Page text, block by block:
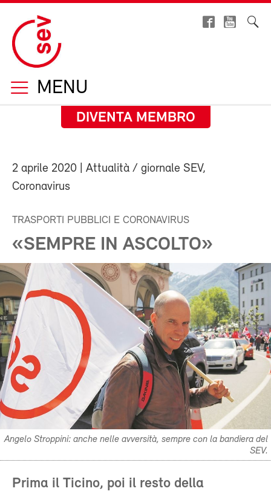
MENU
DIVENTA MEMBRO
2 aprile 2020 | Attualità / giornale SEV,
Coronavirus
TRASPORTI PUBBLICI E CORONAVIRUS
«SEMPRE IN ASCOLTO»
Angelo Stroppini: anche nelle avversità, sempre con la bandiera del
SEV.
Prima il Ticino, poi il resto della